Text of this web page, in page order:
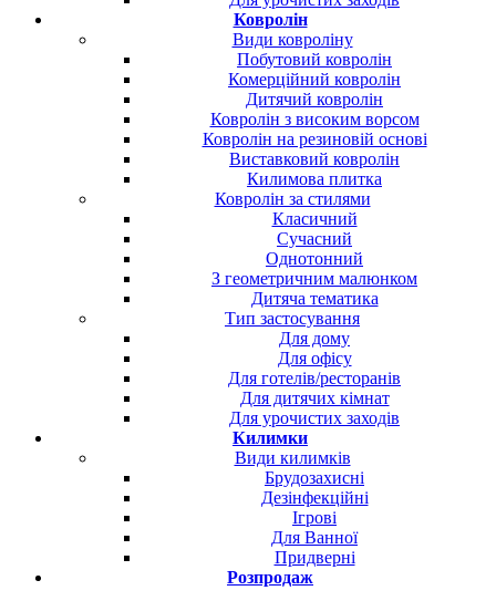
Ковролін
Види ковроліну
Побутовий ковролін
Комерційний ковролін
Дитячий ковролін
Ковролін з високим ворсом
Ковролін на резиновій основі
Виставковий ковролін
Килимова плитка
Ковролін за стилями
Класичний
Сучасний
Однотонний
З геометричним малюнком
Дитяча тематика
Тип застосування
Для дому
Для офісу
Для готелів/ресторанів
Для дитячих кімнат
Для урочистих заходів
Килимки
Види килимків
Брудозахисні
Дезінфекційні
Ігрові
Для Ванної
Придверні
Розпродаж